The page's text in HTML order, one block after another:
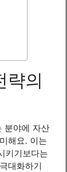
략의
분야에 자산
해요. 이는
키기보다는
대화하기